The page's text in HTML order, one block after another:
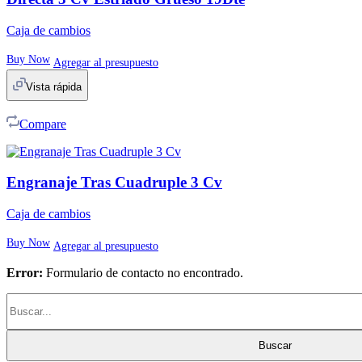
Caja de cambios
Buy Now Agregar al presupuesto
Vista rápida
Compare
Engranaje Tras Cuadruple 3 Cv
Caja de cambios
Buy Now Agregar al presupuesto
Error: Formulario de contacto no encontrado.